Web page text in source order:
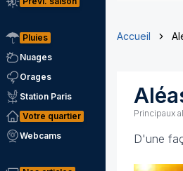
Pluies
Nuages
Orages
Station Paris
Votre quartier
Webcams
Accueil
Principaux
D'une